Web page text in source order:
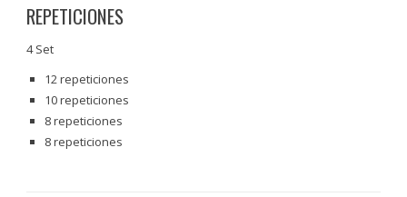
REPETICIONES
4 Set
12 repeticiones
10 repeticiones
8 repeticiones
8 repeticiones